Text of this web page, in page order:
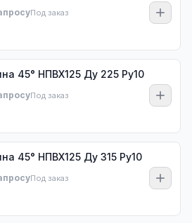
Под заказ
45° НПВХ125 Ду 225 Ру10
Под заказ
45° НПВХ125 Ду 315 Ру10
Под заказ